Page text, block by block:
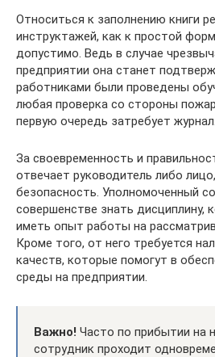
Относиться к заполнению книги
инструктажей, как к простой
допустимо. Ведь в случае
предприятии она станет
работниками были проведены
любая проверка со стороны
первую очередь затребует журнал.
За своевременность и
отвечает руководитель либо
безопасность. Уполномоченный
совершенстве знать дисциплину,
иметь опыт работы на
Кроме того, от него требуется
качеств, которые помогут в
среды на предприятии.
Важно! Часто по прибытии на
сотрудник проходит